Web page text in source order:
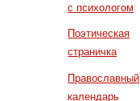
с психологом
Поэтическая
страничка
Православный
календарь